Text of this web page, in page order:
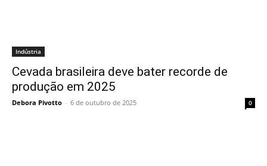
Indústria
Cevada brasileira deve bater recorde de
produção em 2025
Debora Pivotto - 6 de outubro de 2025 0